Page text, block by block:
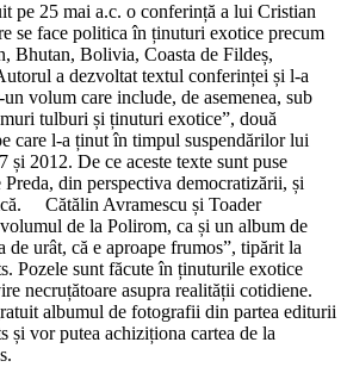
pe 25 mai a.c. o conferință a lui Cristian
se face politica în ținuturi exotice precum
Bhutan, Bolivia, Coasta de Fildeș,
a dezvoltat textul conferinței și l-a
volum care include, de asemenea, sub
tulburi și ținuturi exotice”, două
care l-a ținut în timpul suspendărilor lui
și 2012. De ce aceste texte sunt puse
din perspectiva democratizării, și
Cătălin Avramescu și Toader
de la Polirom, ca și un album de
urât, că e aproape frumos”, tipărit la
Pozele sunt făcute în ținuturile exotice
necruțătoare asupra realității cotidiene.
albumul de fotografii din partea editurii
și vor putea achiziționa cartea de la